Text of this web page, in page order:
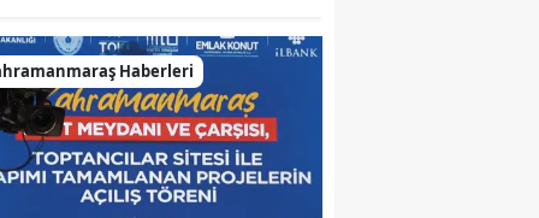
Haberleri